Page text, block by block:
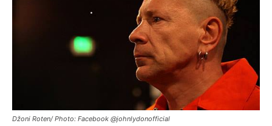
Džoni Roten/ Photo: Facebook @johnlydonofficial